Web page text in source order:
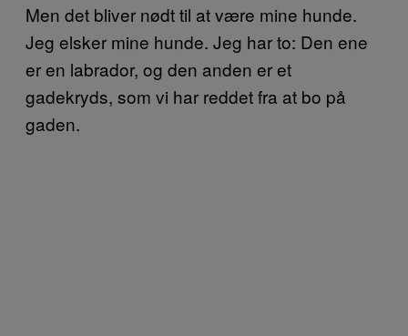
Men det bliver nødt til at være mine hunde.
Jeg elsker mine hunde. Jeg har to: Den ene
er en labrador, og den anden er et
gadekryds, som vi har reddet fra at bo på
gaden.